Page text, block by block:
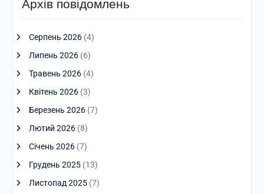
Архів повідомлень
Серпень 2026(4)
Липень 2026(6)
Травень 2026(4)
Квітень 2026(3)
Березень 2026(7)
Лютий 2026(8)
Січень 2026(7)
Грудень 2025(13)
Листопад 2025(7)